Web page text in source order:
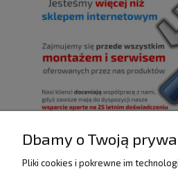
Dbamy o Twoją
Pliki cookies i pokrewne im